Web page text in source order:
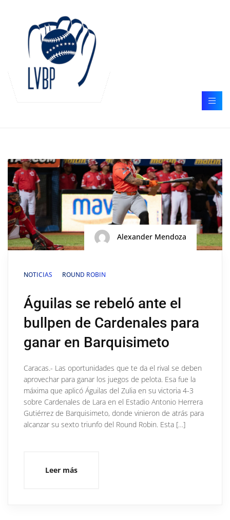
Alexander Mendoza
NOTICIAS ROUND ROBIN
Águilas se rebeló ante el
bullpen de Cardenales para
ganar en Barquisimeto
Caracas.- Las oportunidades que te da el rival se deben
aprovechar para ganar los juegos de pelota. Esa fue la
máxima que aplicó Águilas del Zulia en su victoria 4-3
sobre Cardenales de Lara en el Estadio Antonio Herrera
Gutiérrez de Barquisimeto, donde vinieron de atrás para
alcanzar su sexto triunfo del Round Robin. Esta […]
Leer más